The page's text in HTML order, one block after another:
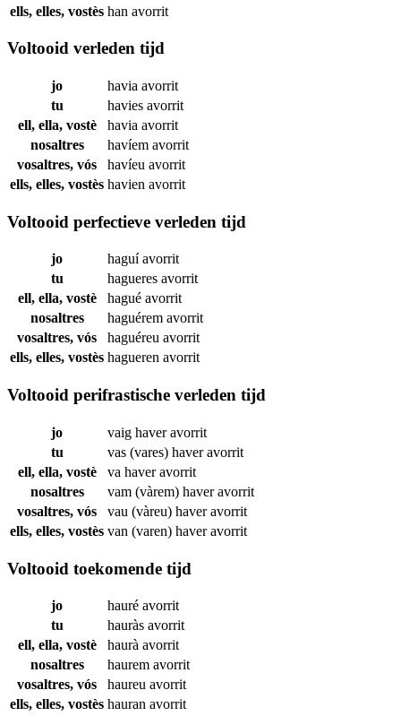
ells, elles, vostès han avorrit
Voltooid verleden tijd
jo havia avorrit
tu
havies avorrit
ell, ella, vostè
havia avorrit
nosaltres
havíem avorrit
vosaltres, vós
havíeu avorrit
ells, elles, vostès havien avorrit
Voltooid perfectieve verleden tijd
jo haguíavorrit
tu
hagueres avorrit
ell, ella, vostè
hagué avorrit
nosaltres
haguérem avorrit
vosaltres, vós
haguéreu avorrit
ells, elles, vostès hagueren avorrit
Voltooid perifrastische verleden tijd
jo vaig haveravorrit
tu
vas (vares) haveravorrit
ell, ella, vostè
va haveravorrit
nosaltres
vam (vàrem) haveravorrit
vosaltres, vós
vau (vàreu) haveravorrit
ells, elles, vostès van (varen) haveravorrit
Voltooid toekomende tijd
jo hauré avorrit
tu
hauràs avorrit
ell, ella, vostè
haurà avorrit
nosaltres
haurem avorrit
vosaltres, vós
haureu avorrit
ells, elles, vostès hauran avorrit